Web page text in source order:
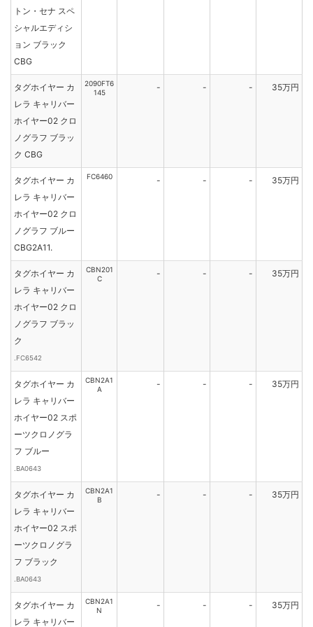
トン・セナ スペ
シャルエディシ
ョン ブラック
CBG
タグホイヤー カ
レラ キャリバー
ホイヤー02 クロ
ノグラフ ブラッ
ク CBG
2090FT6
145
- - - 35万円
タグホイヤー カ
レラ キャリバー
ホイヤー02 クロ
ノグラフ ブルー
CBG2A11.
FC6460 - - - 35万円
タグホイヤー カ
レラ キャリバー
ホイヤー02 クロ
ノグラフ ブラッ
ク
.FC6542
CBN201
C
- - - 35万円
タグホイヤー カ
レラ キャリバー
ホイヤー02 スポ
ーツクロノグラ
フ ブルー
.BA0643
CBN2A1
A
- - - 35万円
タグホイヤー カ
レラ キャリバー
ホイヤー02 スポ
ーツクロノグラ
フ ブラック
.BA0643
CBN2A1
B
- - - 35万円
タグホイヤー カ
レラ キャリバー
CBN2A1
N
- - - 35万円